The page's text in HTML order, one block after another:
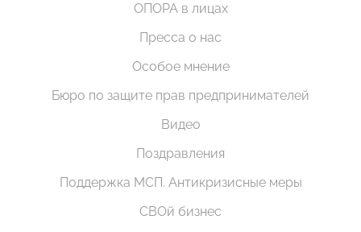
ОПОРА в лицах
Пресса о нас
Особое мнение
Бюро по защите прав предпринимателей
Видео
Поздравления
Поддержка МСП. Антикризисные меры
СВОй бизнес